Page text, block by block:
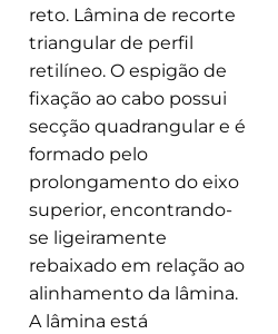
reto. Lâmina de recorte
triangular de perfil
retilíneo. O espigão de
fixação ao cabo possui
secção quadrangular e é
formado pelo
prolongamento do eixo
superior, encontrando-
se ligeiramente
rebaixado em relação ao
alinhamento da lâmina.
A lâmina está